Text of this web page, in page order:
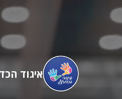
איגוד